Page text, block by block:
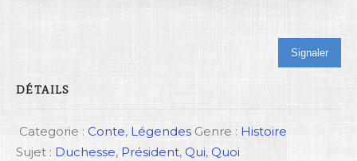
Signaler
DÉTAILS
Categorie : Conte, Légendes Genre : Histoire
Sujet : Duchesse, Président, Qui, Quoi